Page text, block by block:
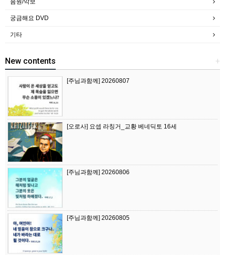
음원/악보
궁금해요 DVD
기타
+
New contents
[주님과함께] 20260807
[오로사] 요셉 라칭거_교황 베네딕토 16세
[주님과함께] 20260806
[주님과함께] 20260805